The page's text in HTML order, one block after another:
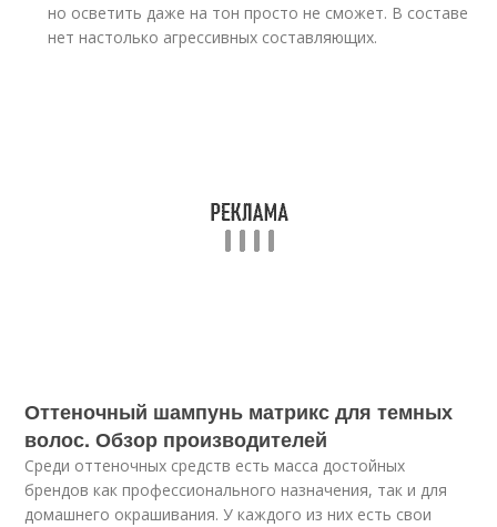
но осветить даже на тон просто не сможет. В составе
нет настолько агрессивных составляющих.
Оттеночный шампунь матрикс для темных
волос. Обзор производителей
Среди оттеночных средств есть масса достойных
брендов как профессионального назначения, так и для
домашнего окрашивания. У каждого из них есть свои